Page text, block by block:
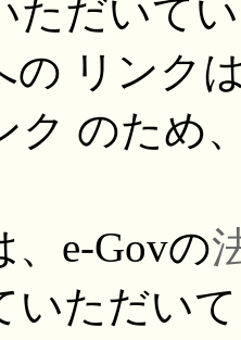
ただいて
の リンク
ク のため
e-Govの
いただい